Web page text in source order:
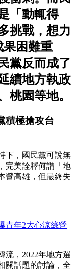
「動輒得
挑戰，想力
果困難重
黨反而成了
續地方執政
桃園等地。
積極搶攻台
下，國民黨可說無
完美詮釋何謂「地
營高雄，但最終失
青年2大心涼綠營
流，2022年地方選
關話題的討論，全